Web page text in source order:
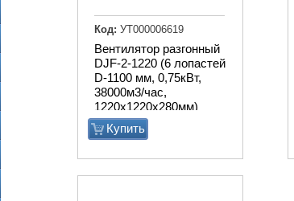
Вентилятор разгонный
DJF-2-1220 (6 лопастей
D-1100 мм, 0,75кВт,
38000м3/час,
1220х1220х280мм)
Купить
Код: УТ000006619